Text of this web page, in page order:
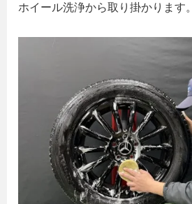
ホイール洗浄から取り掛かります。